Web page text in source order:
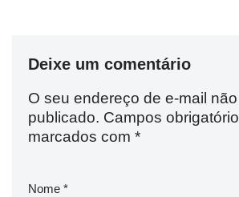
Deixe um comentário
O seu endereço de e-mail
publicado. Campos
marcados com *
Nome *